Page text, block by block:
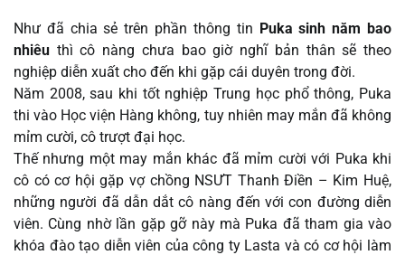
Như đã chia sẻ trên phần thông tin Puka sinh năm bao
nhiêu thì cô nàng chưa bao giờ nghĩ bản thân sẽ theo
nghiệp diễn xuất cho đến khi gặp cái duyên trong đời.
Năm 2008, sau khi tốt nghiệp Trung học phổ thông, Puka
thi vào Học viện Hàng không, tuy nhiên may mắn đã không
mỉm cười, cô trượt đại học.
Thế nhưng một may mắn khác đã mỉm cười với Puka khi
cô có cơ hội gặp vợ chồng NSƯT Thanh Điền – Kim Huệ,
những người đã dẫn dắt cô nàng đến với con đường diễn
viên. Cùng nhờ lần gặp gỡ này mà Puka đã tham gia vào
khóa đào tạo diễn viên của công ty Lasta và có cơ hội làm